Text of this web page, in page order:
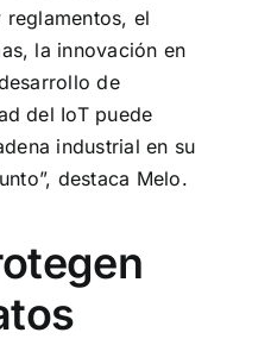
el
la innovación en
de
del IoT puede
industrial en su
destaca Melo.